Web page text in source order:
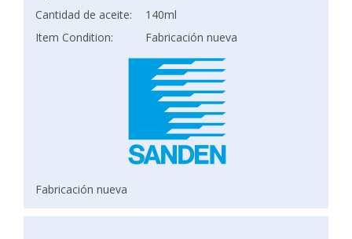
Cantidad de aceite:
140ml
Item Condition:
Fabricación nueva
Fabricación nueva